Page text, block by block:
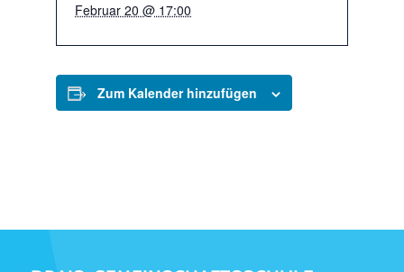
Februar 20 @ 17:00
Zum Kalender hinzufügen